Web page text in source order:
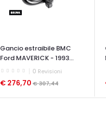
Gancio estraibile BMC
Ford MAVERICK - 1993...
0 Revisioni
€ 276,70€ 307,44